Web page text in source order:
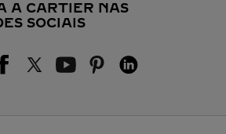
A CARTIER NAS
SOCIAIS